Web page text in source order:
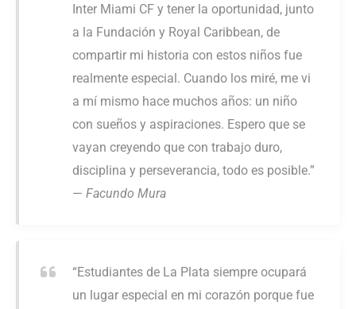
Inter Miami CF y tener la oportunidad, junto
a la Fundación y Royal Caribbean, de
compartir mi historia con estos niños fue
realmente especial. Cuando los miré, me vi
a mí mismo hace muchos años: un niño
con sueños y aspiraciones. Espero que se
vayan creyendo que con trabajo duro,
disciplina y perseverancia, todo es posible.”
— Facundo Mura
“Estudiantes de La Plata siempre ocupará
un lugar especial en mi corazón porque fue